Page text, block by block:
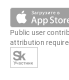
Public user
attribution